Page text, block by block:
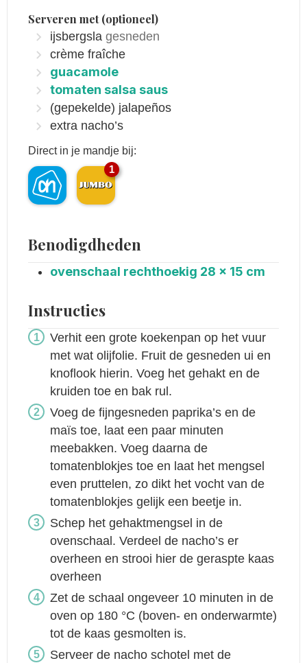
Serveren met (optioneel)
ijsbergsla gesneden
crème fraîche
guacamole
tomaten salsa saus
(gepekelde) jalapeños
extra nacho’s
Direct in je mandje bij:
1
Benodigdheden
ovenschaal rechthoekig 28 x 15 cm
Instructies
Verhit een grote koekenpan op het vuur
met wat olijfolie. Fruit de gesneden ui en
knoflook hierin. Voeg het gehakt en de
kruiden toe en bak rul.
Voeg de fijngesneden paprika’s en de
maïs toe, laat een paar minuten
meebakken. Voeg daarna de
tomatenblokjes toe en laat het mengsel
even pruttelen, zo dikt het vocht van de
tomatenblokjes gelijk een beetje in.
Schep het gehaktmengsel in de
ovenschaal. Verdeel de nacho’s er
overheen en strooi hier de geraspte kaas
overheen
Zet de schaal ongeveer 10 minuten in de
oven op 180 °C (boven- en onderwarmte)
tot de kaas gesmolten is.
Serveer de nacho schotel met de